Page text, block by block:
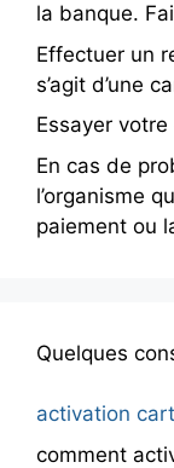
la banque.
Effectuer un
s’agit d’une
Essayer
En cas de
l’organisme
paiement ou
Quelques
activation
comment